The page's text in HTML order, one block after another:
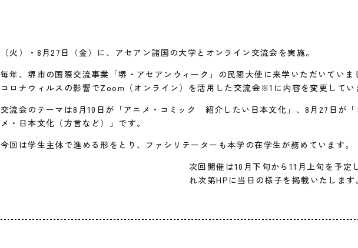
（火）・8月27日（金）に、アセアン諸国の大学とオンライン交流会を実施。
毎年、堺市の国際交流事業「堺・アセアンウィーク」の民間大使に来学いただいてい
コロナウィルスの影響でZoom（オンライン）を活用した交流会※1 に内容を変更して
交流会のテーマは8月10日が「アニメ・コミック 紹介したい日本文化」、8月27日が
メ・日本文化（方言など）」です。
今回は学生主体で進める形をとり、ファシリテーターも本学の在学生が務めています。
次回開催は10月下旬から11月上旬を予定
れ次第HPに当日の様子を掲載いたします